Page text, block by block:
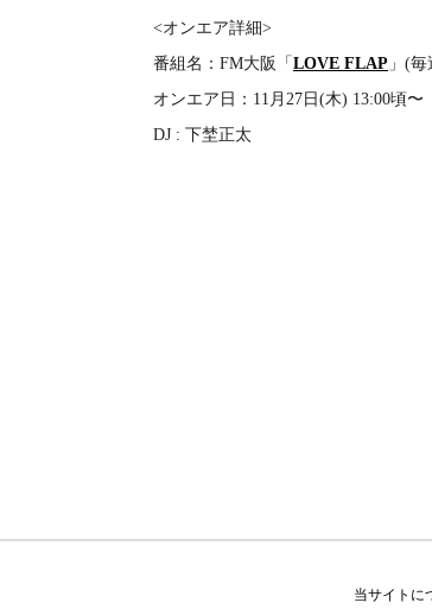
<オンエア詳細>
番組名：FM大阪「 LOVE FLAP 」(
オンエア日：11月27日(木) 13:00頃〜
DJ : 下埜正太
当サイトに